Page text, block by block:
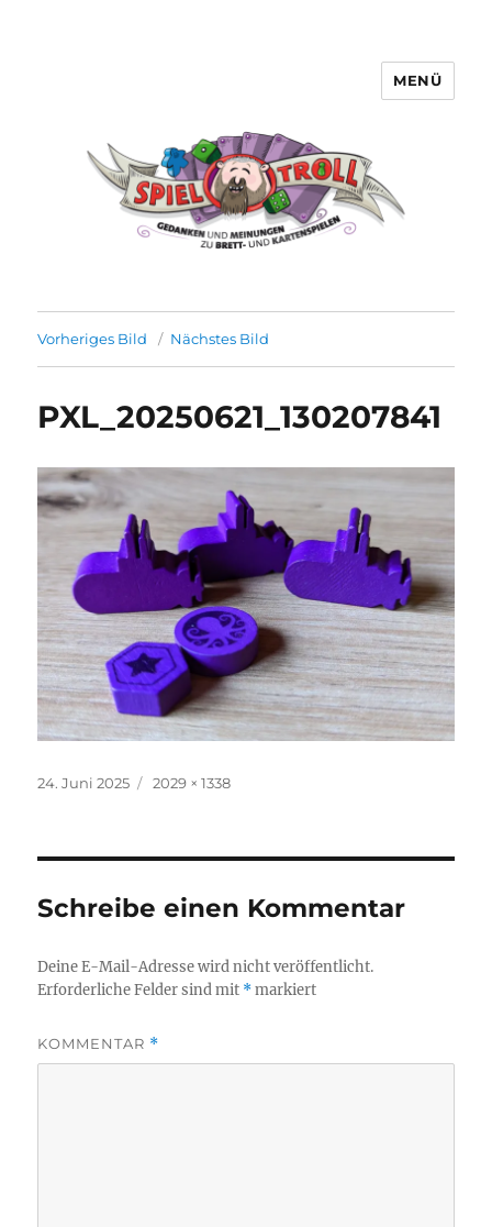
MENÜ
Vorheriges Bild Nächstes Bild
PXL_20250621_130207841
Veröffentlicht
24. Juni 2025 Originalgröße
2029 × 1338
Schreibe einen Kommentar
Deine E-Mail-Adresse wird nicht veröffentlicht.
Erforderliche Felder sind mit *markiert
KOMMENTAR *